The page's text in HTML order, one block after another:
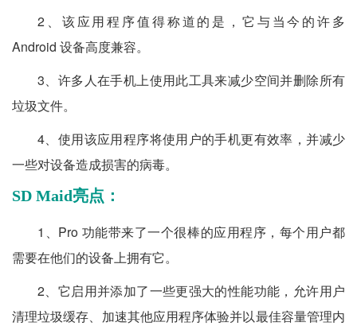
2、该应用程序值得称道的是，它与当今的许多
Android 设备高度兼容。
3、许多人在手机上使用此工具来减少空间并删除所有
垃圾文件。
4、使用该应用程序将使用户的手机更有效率，并减少
一些对设备造成损害的病毒。
SD Maid亮点：
1、Pro 功能带来了一个很棒的应用程序，每个用户都
需要在他们的设备上拥有它。
2、它启用并添加了一些更强大的性能功能，允许用户
清理垃圾缓存、加速其他应用程序体验并以最佳容量管理内